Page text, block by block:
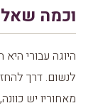
וכמה
היוגה עבורי
לנשום. דרך
מאחוריו יש